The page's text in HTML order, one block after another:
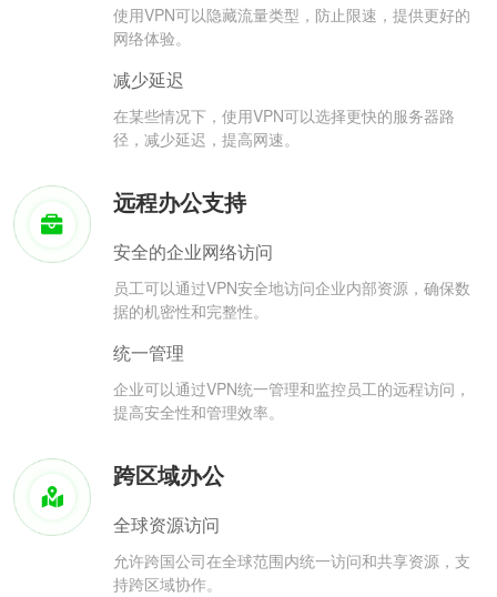
使用VPN可以隐藏流量类型，防止限速，提供更好的
网络体验。
减少延迟
在某些情况下，使用VPN可以选择更快的服务器路
径，减少延迟，提高网速。
远程办公支持
安全的企业网络访问
员工可以通过VPN安全地访问企业内部资源，确保数
据的机密性和完整性。
统一管理
企业可以通过VPN统一管理和监控员工的远程访问，
提高安全性和管理效率。
跨区域办公
全球资源访问
允许跨国公司在全球范围内统一访问和共享资源，支
持跨区域协作。